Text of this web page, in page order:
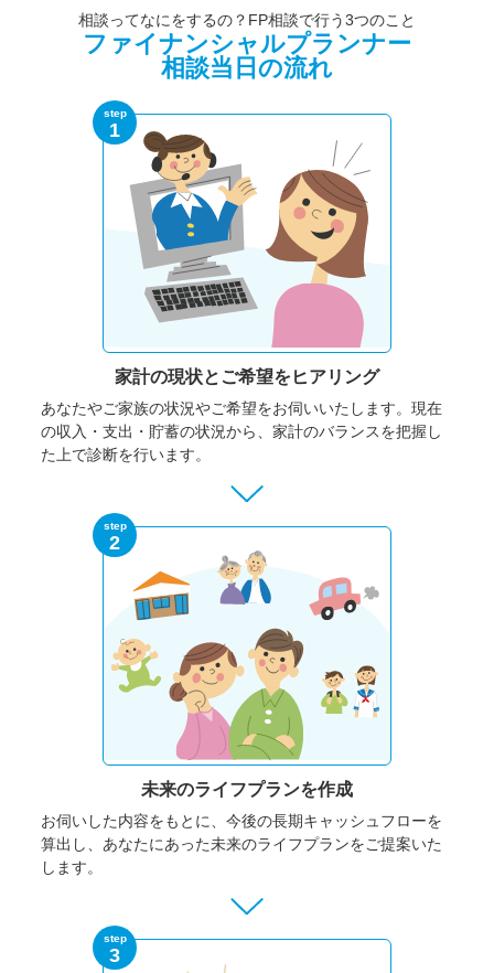
相談ってなにをするの？FP相談で行う3つのこと
ファイナンシャルプランナー
相談当日の流れ
step
1
家計の現状と ご希望をヒアリング
あなたやご家族の状況やご希望をお伺いいたします。 現在
の収入・支出・貯蓄の状況から、家計のバランスを把握し
た上で診断を行います。
step
2
未来のライフプランを作成
お伺いした内容をもとに、今後の長期キャッシュフローを
算出し、あなたにあった未来のライフプランをご提案いた
します。
step
3